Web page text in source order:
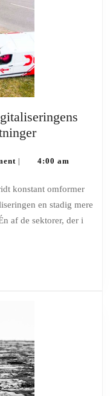
Teknologiske
i
moderne
| 4:00 am
en stadig mere
af de sektorer, der i